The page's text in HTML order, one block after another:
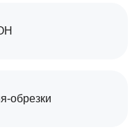
обрезки